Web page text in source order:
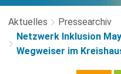
Aktuelles
Pressearchiv
Netzwerk Inklusion
Wegweiser im